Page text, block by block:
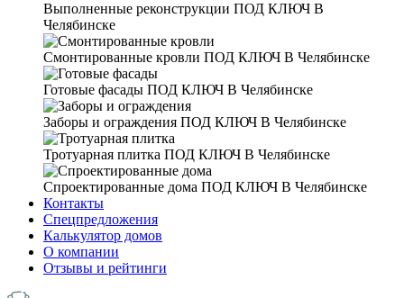
Выполненные реконструкции ПОД КЛЮЧ В
Челябинске
Смонтированные кровли ПОД КЛЮЧ В Челябинске
Готовые фасады ПОД КЛЮЧ В Челябинске
Заборы и ограждения ПОД КЛЮЧ В Челябинске
Тротуарная плитка ПОД КЛЮЧ В Челябинске
Спроектированные дома ПОД КЛЮЧ В Челябинске
Контакты
Спецпредложения
Калькулятор домов
О компании
Отзывы и рейтинги